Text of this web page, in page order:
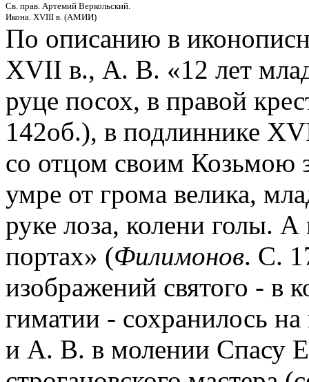
Св. прав. Артемий Веркольский.
Икона. XVIII в. (АМИИ)
По описанию в
XVII в., А. В. «12 лет
руце посох, в правой
142об.), в подлиннике
со отцом своим Козьмою
умре от грома велика,
руке лоза, колени голы.
портах» (Филимонов. С.
изображений святого - в
гиматии - сохранилось
и А. В. в молении Спасу